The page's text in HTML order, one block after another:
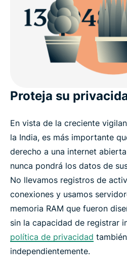
Proteja su
En vista de la creciente
la India, es más importante
derecho a una internet
nunca pondrá los datos de
No llevamos registros de
conexiones y usamos
memoria RAM que fueron
sin la capacidad de registrar
política de privacidad
independientemente.